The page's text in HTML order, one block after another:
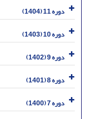
دوره 11 (1404)
دوره 10 (1403)
دوره 9 (1402)
دوره 8 (1401)
دوره 7 (1400)